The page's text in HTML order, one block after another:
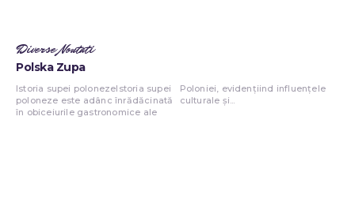
Diverse Noutati
Polska Zupa
Istoria supei polonezeIstoria supei
poloneze este adânc înrădăcinată
în obiceiurile gastronomice ale
Poloniei, evidențiind influențele
culturale și...